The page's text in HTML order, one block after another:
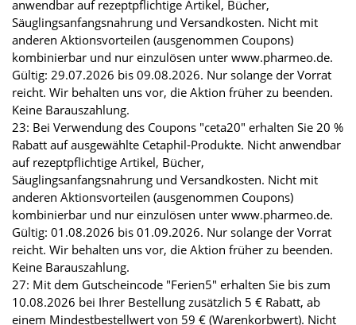
anwendbar auf rezeptpflichtige Artikel, Bücher,
Säuglingsanfangsnahrung und Versandkosten. Nicht mit
anderen Aktionsvorteilen (ausgenommen Coupons)
kombinierbar und nur einzulösen unter www.pharmeo.de.
Gültig: 29.07.2026 bis 09.08.2026. Nur solange der Vorrat
reicht. Wir behalten uns vor, die Aktion früher zu beenden.
Keine Barauszahlung.
23: Bei Verwendung des Coupons "ceta20" erhalten Sie 20 %
Rabatt auf ausgewählte Cetaphil-Produkte. Nicht anwendbar
auf rezeptpflichtige Artikel, Bücher,
Säuglingsanfangsnahrung und Versandkosten. Nicht mit
anderen Aktionsvorteilen (ausgenommen Coupons)
kombinierbar und nur einzulösen unter www.pharmeo.de.
Gültig: 01.08.2026 bis 01.09.2026. Nur solange der Vorrat
reicht. Wir behalten uns vor, die Aktion früher zu beenden.
Keine Barauszahlung.
27: Mit dem Gutscheincode "Ferien5" erhalten Sie bis zum
10.08.2026 bei Ihrer Bestellung zusätzlich 5 € Rabatt, ab
einem Mindestbestellwert von 59 € (Warenkorbwert). Nicht